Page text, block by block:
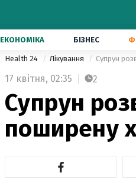
ЕКОНОМІКА БІЗНЕС
Health 24 Лікування Супрун
17 квітня, 02:35 2
Супрун
поширену